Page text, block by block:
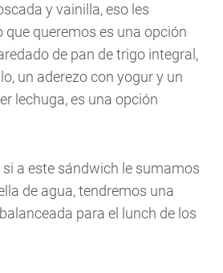
y vainilla, eso les
que queremos es una opción
de pan de trigo integral,
un aderezo con yogur y un
lechuga, es una opción
a este sándwich le sumamos
de agua, tendremos una
para el lunch de los